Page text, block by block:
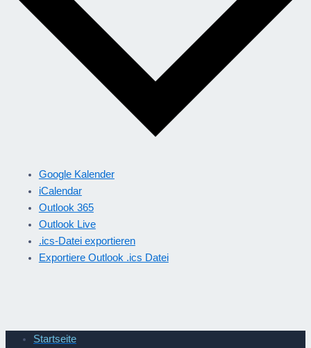
Google Kalender
iCalendar
Outlook 365
Outlook Live
.ics-Datei exportieren
Exportiere Outlook .ics Datei
Startseite